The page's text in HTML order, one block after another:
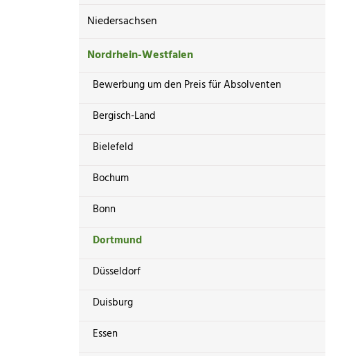
Niedersachsen
Nordrhein-Westfalen
Bewerbung um den Preis für Absolventen
Bergisch-Land
Bielefeld
Bochum
Bonn
Dortmund
Düsseldorf
Duisburg
Essen